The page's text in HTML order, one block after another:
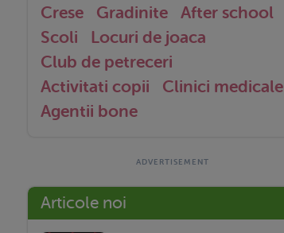
Crese Gradinite
After school
Scoli
Locuri de joaca
Club de petreceri
Activitati copii
Clinici medicale
Agentii bone
Articole noi